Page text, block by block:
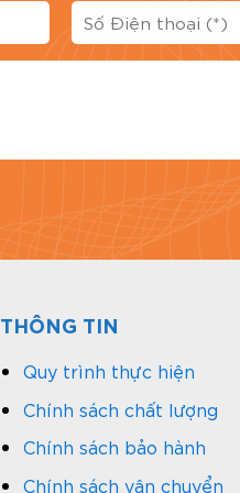
Đánh
THÔNG TIN
Quy trình thực hiện
Chính sách chất lượng
Chính sách bảo hành
Chính sách vận chuyển